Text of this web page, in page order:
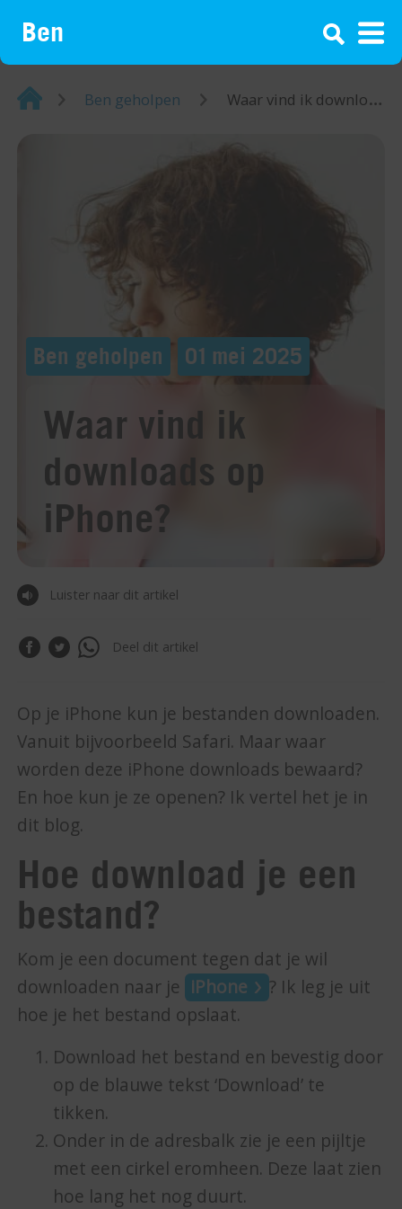
¡
Home Ben geholpen Waar vind ik downloads op iPhone?
Ben geholpen 01 mei 2025
Waar vind ik
downloads op
iPhone?
Luister naar dit artikel
Deel dit artikel
Op je iPhone kun je bestanden downloaden.
Vanuit bijvoorbeeld Safari. Maar waar
worden deze iPhone downloads bewaard?
En hoe kun je ze openen? Ik vertel het je in
dit blog.
Hoe download je een
bestand?
Kom je een document tegen dat je wil
downloaden naar je iPhone
? Ik leg je uit
hoe je het bestand opslaat.
Download het bestand en bevestig door
op de blauwe tekst ‘Download’ te
tikken.
Onder in de adresbalk zie je een pijltje
met een cirkel eromheen. Deze laat zien
hoe lang het nog duurt.